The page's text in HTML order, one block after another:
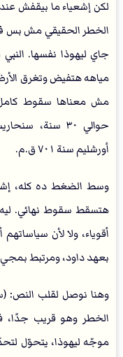
لكن إشعياء ما بيقفش
الخطر الحقيقي مش بس في
جاي ليهوذا نفسها.
مياهه هتفيض وتغرق
مش معناها سقوط
حوالي ٣٠
أورشليم سنة ٧٠١ ق.م.
وسط الضغط ده كله،
هتسقط سقوط نهائي.
أقوياء، ولا لأن
بعهد داود، ومرتبط
الخطر وهو قريب جدًا،
موجّه ليهوذا، يتحوّل